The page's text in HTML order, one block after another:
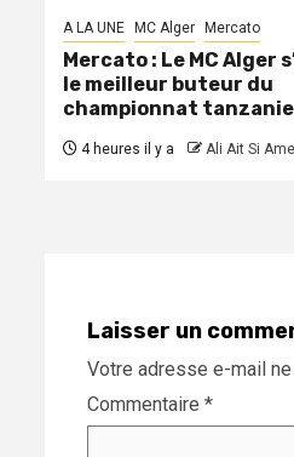
A LA UNE MC Alger Mercato
Mercato : Le MC Alger
le meilleur buteur du
championnat
4 heures il y a Ali Ait Si
Laisser un
Votre adresse e-mail
Commentaire *